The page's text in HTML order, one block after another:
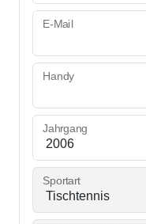
E-Mail
Handy
Jahrgang
Sportart